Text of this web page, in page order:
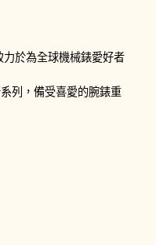
於為全球機械錶愛好者
列，備受喜愛的腕錶重